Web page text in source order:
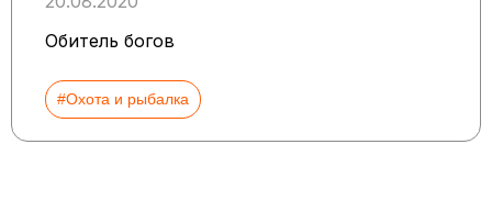
Обитель богов
#Охота и рыбалка